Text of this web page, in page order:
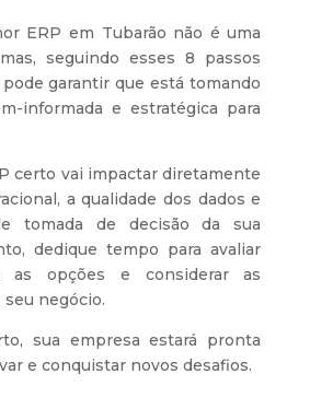
ERP em Tubarão não é uma
seguindo esses 8 passos
garantir que está tomando
informada e estratégica para
certo vai impactar diretamente
a qualidade dos dados e
tomada de decisão da sua
dedique tempo para avaliar
as opções e considerar as
negócio.
sua empresa estará pronta
e conquistar novos desafios.